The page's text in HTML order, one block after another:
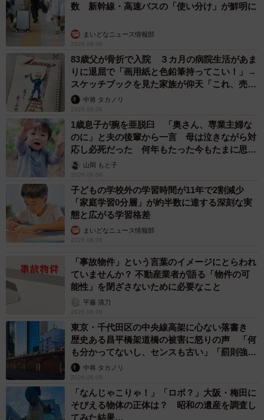
数 新幹線・高速バスの「使い分け」が鮮明に
まいどなニュース情報部
2026.08.06
83歳父が骨折で入院 ３カ月の病院生活があま
りに退屈で「画用紙と色鉛筆持ってこい！」→
スケッチブックを見た家族が仰天「これ、売れ
ますよ…」
中将 タカノリ
2026.08.06
1歳息子が腕を亜脱臼 「奥さん、専業主婦な
のに」と夫の後輩から一言 母は泣きながら対
応し必死だった 何年もたった今もたまに思い
出し…山岡 もと子
2026.08.06
子どもの学校外の学習時間が11年で2割減少
「家庭学習0分層」が約半数に達する深刻な実
態と広がる学習格差
まいどなニュース情報部
2026.08.06
「事故物件」という言葉のイメージにとらわれ
ていませんか？ 不動産業者が語る「物件の可
能性」を閉ざさないために必要なこと
平藤 清刀
2026.08.06
東京・千代田区の中央線高架に心ない落書き
歴史ある昌平橋架道橋の被害に怒りの声 「何
も分かってないし、センスも古い」「罰則強化
して」中将 タカノリ
2026.08.06
「なんじゃこりゃ！」「ロボ？」大阪・梅田に
そびえる物体の正体は？ 昭和の遺産を調査し
てみた結果…